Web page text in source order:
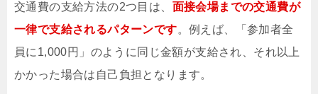
交通費の支給方法の2つ目は、 面接会場までの交通費が
一律で支給されるパターンです。例えば、「参加者全
員に1,000円」のように同じ金額が支給され、それ以上
かかった場合は自己負担となります。